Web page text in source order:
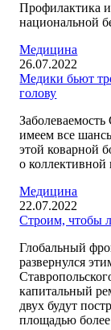
Профилактика
национальной
Медицина
26.07.2022
Медики бьют
голову
имеем все
этой коварной
о
Медицина
22.07.2022
Строим, чтобы
Глобальный
развернулся
капитальный
двух будут
площадью